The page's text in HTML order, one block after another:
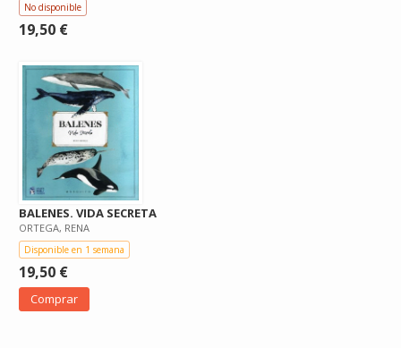
No disponible
19,50 €
BALENES. VIDA SECRETA
ORTEGA, RENA
Disponible en 1 semana
19,50 €
Comprar